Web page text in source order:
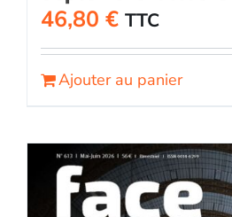
46,80 € TTC
Ajouter au panier